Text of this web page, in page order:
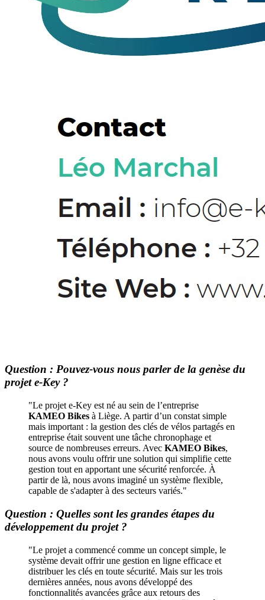
Question : Pouvez-vous nous parler de la genèse du
projet e-Key ?
"Le projet e-Key est né au sein de l’entreprise
KAMEO Bikes à Liège. A partir d’un constat simple
mais important : la gestion des clés de vélos partagés en
entreprise était souvent une tâche chronophage et
source de nombreuses erreurs. Avec KAMEO Bikes,
nous avons voulu offrir une solution qui simplifie cette
gestion tout en apportant une sécurité renforcée. À
partir de là, nous avons imaginé un système flexible,
capable de s'adapter à des secteurs variés."
Question : Quelles sont les grandes étapes du
développement du projet ?
"Le projet a commencé comme un concept simple, le
système devait offrir une gestion en ligne efficace et
distribuer les clés en toute sécurité. Mais sur les trois
dernières années, nous avons développé des
fonctionnalités avancées grâce aux retours des